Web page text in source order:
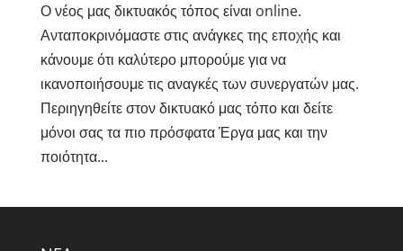
Ο νέος μας δικτυακός τόπος είναι online.
Ανταποκρινόμαστε στις ανάγκες της εποχής και
κάνουμε ότι καλύτερο μπορούμε για να
ικανοποιήσουμε τις αναγκές των συνεργατών μας.
Περιηγηθείτε στον δικτυακό μας τόπο και δείτε
μόνοι σας τα πιο πρόσφατα Έργα μας και την
ποιότητα...